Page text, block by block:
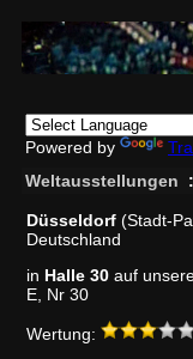
Powered by
Weltausstellungen
Düsseldorf (Stadt-
Deutschland
in Halle 30 auf
E, Nr 30
Wertung: